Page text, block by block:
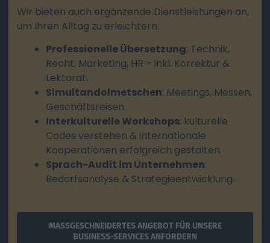
Wir bieten auch ergänzende Dienstleistungen an,
um Ihren Alltag zu erleichtern:
Professionelle Übersetzung: Technik,
Recht, Marketing, HR – inkl. Korrektur &
Lektorat.
Simultandolmetschen: Meetings, Messen,
Geschäftsreisen.
Interkulturelle Workshops: kulturelle
Codes verstehen & internationale
Kooperationen erfolgreich gestalten.
Sprach-Audit im Unternehmen:
Bedarfsanalyse & Strategieentwicklung.
MASSGESCHNEIDERTES ANGEBOT FÜR UNSERE B
USINESS-SERVICES ANFORDERN